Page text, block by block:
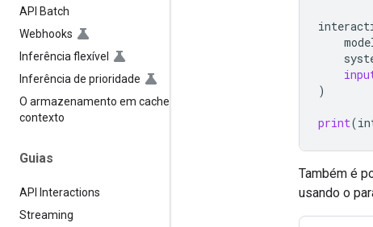
API Batch
Webhooks
Inferência flexível
Inferência de prioridade
O armazenamento em cache de
contexto
Guias
API Interactions
Streaming
)
print(
Também é
usando o